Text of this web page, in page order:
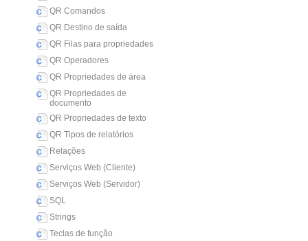
QR Comandos
QR Destino de saída
QR Filas para propriedades
QR Operadores
QR Propriedades de área
QR Propriedades de
documento
QR Propriedades de texto
QR Tipos de relatórios
Relações
Serviços Web (Cliente)
Serviços Web (Servidor)
SQL
Strings
Teclas de função